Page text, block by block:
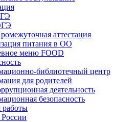
аттестация
питания в ОО
меню FOOD
библиотечный центр
для родителей
деятельность
безопасность
работы